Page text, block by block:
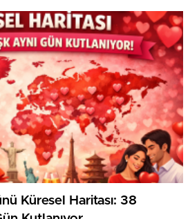
Küresel Haritası: 38